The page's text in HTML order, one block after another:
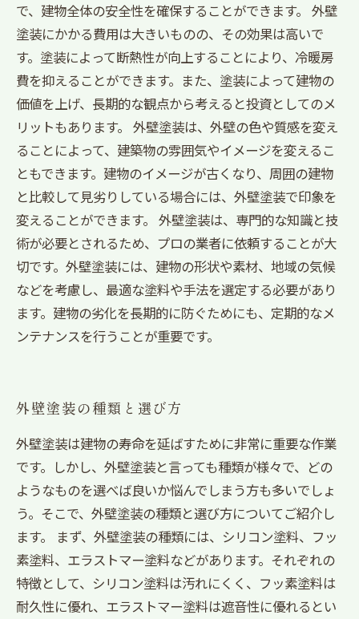
で、建物全体の安全性を確保することができます。 外壁
塗装にかかる費用は大きいものの、その効果は高いで
す。塗装によって断熱性が向上することにより、冷暖房
費を抑えることができます。また、塗装によって建物の
価値を上げ、長期的な観点から考えると投資としてのメ
リットもあります。 外壁塗装は、外壁の色や質感を変え
ることによって、建築物の雰囲気やイメージを変えるこ
ともできます。建物のイメージが古くなり、周囲の建物
と比較して見劣りしている場合には、外壁塗装で印象を
変えることができます。 外壁塗装は、専門的な知識と技
術が必要とされるため、プロの業者に依頼することが大
切です。外壁塗装には、建物の形状や素材、地域の気候
などを考慮し、最適な塗料や手法を選定する必要があり
ます。建物の劣化を長期的に防ぐためにも、定期的なメ
ンテナンスを行うことが重要です。
外壁塗装の種類と選び方
外壁塗装は建物の寿命を延ばすために非常に重要な作業
です。しかし、外壁塗装と言っても種類が様々で、どの
ようなものを選べば良いか悩んでしまう方も多いでしょ
う。そこで、外壁塗装の種類と選び方についてご紹介し
ます。 まず、外壁塗装の種類には、シリコン塗料、フッ
素塗料、エラストマー塗料などがあります。それぞれの
特徴として、シリコン塗料は汚れにくく、フッ素塗料は
耐久性に優れ、エラストマー塗料は遮音性に優れるとい